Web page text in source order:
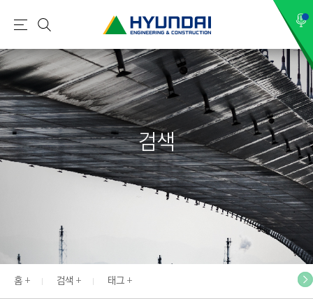
현
건
설
(
H
Y
U
N
E
N
메
뉴
검
색
검색
홈 검색 태그